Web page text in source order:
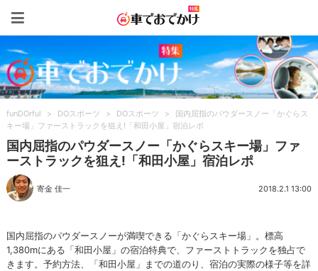
funDOrful > DOスポーツ > DOスポーツ >
国内屈指のパウダースノー「かぐらス
キー場」ファーストラックを狙え!「和田小屋」宿泊レポ
国内屈指のパウダースノー「かぐらスキー場」ファ
ーストラックを狙え!「和田小屋」宿泊レポ
寄金 佳一 2018.2.1 13:00
国内屈指のパウダースノーが満喫できる「かぐらスキー場」。標高
1,380mにある「和田小屋」の宿泊特典で、ファーストトラックを独占で
きます。予約方法、「和田小屋」までの道のり、宿泊の実際の様子等を詳